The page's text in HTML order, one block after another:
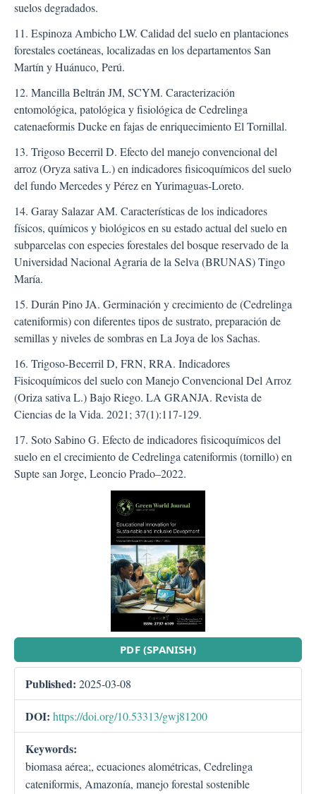
PDF (SPANISH)
Published: 2025-03-08
DOI: https://doi.org/10.53313/gwj81200
Keywords:
biomasa aérea;, ecuaciones alométricas, Cedrelinga
cateniformis, Amazonía, manejo forestal sostenible
suelos degradados.
11. Espinoza Ambicho LW. Calidad del suelo en plantaciones
forestales coetáneas, localizadas en los departamentos San
Martín y Huánuco, Perú.
12. Mancilla Beltrán JM, SCYM. Caracterización
entomológica, patológica y fisiológica de Cedrelinga
catenaeformis Ducke en fajas de enriquecimiento El Tornillal.
13. Trigoso Becerril D. Efecto del manejo convencional del
arroz (Oryza sativa L.) en indicadores fisicoquímicos del suelo
del fundo Mercedes y Pérez en Yurimaguas-Loreto.
14. Garay Salazar AM. Características de los indicadores
físicos, químicos y biológicos en su estado actual del suelo en
subparcelas con especies forestales del bosque reservado de la
Universidad Nacional Agraria de la Selva (BRUNAS) Tingo
María.
15. Durán Pino JA. Germinación y crecimiento de (Cedrelinga
cateniformis) con diferentes tipos de sustrato, preparación de
semillas y niveles de sombras en La Joya de los Sachas.
16. Trigoso-Becerril D, FRN, RRA. Indicadores
Fisicoquímicos del suelo con Manejo Convencional Del Arroz
(Oriza sativa L.) Bajo Riego. LA GRANJA. Revista de
Ciencias de la Vida. 2021; 37(1):117-129.
17. Soto Sabino G. Efecto de indicadores fisicoquímicos del
suelo en el crecimiento de Cedrelinga cateniformis (tornillo) en
Supte san Jorge, Leoncio Prado–2022.